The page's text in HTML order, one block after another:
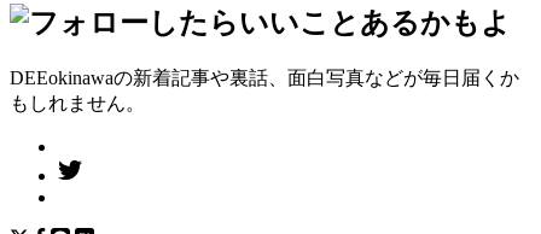
DEEokinawaの新着記事や裏話、面白写真などが毎日届くか
もしれません。